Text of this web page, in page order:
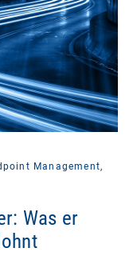
Management,
Was er